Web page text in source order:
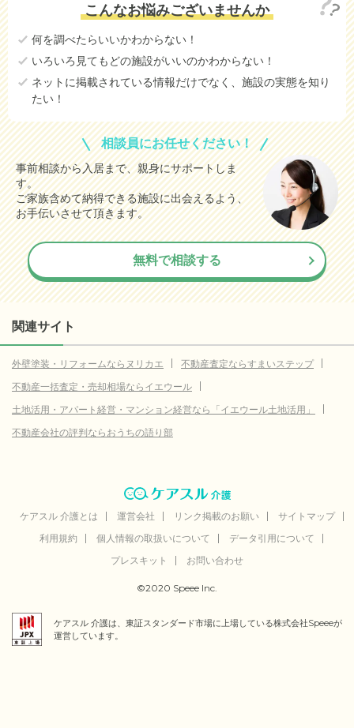
こんなお悩みございませんか
何を調べたらいいかわからない！
いろいろ見てもどの施設がいいのかわからない！
ネットに掲載されている情報だけでなく、施設の実態を知り
たい！
相談員にお任せください！
事前相談から入居まで、親身にサポートしま
す。
ご家族含めて納得できる施設に出会えるよう、
お手伝いさせて頂きます。
無料で相談する
関連サイト
外壁塗装・リフォームならヌリカエ
不動産査定ならすまいステップ
不動産一括査定・売却相場ならイエウール
土地活用・アパート経営・マンション経営なら「イエウール土地活用」
不動産会社の評判ならおうちの語り部
ケアスル 介護とは 運営会社 リンク掲載のお願い
サイトマップ
利用規約
個人情報の取扱いについて
データ引用について
プレスキット
お問い合わせ
©2020 Speee Inc.
ケアスル 介護は、東証スタンダード市場に上場している株式会社Speeeが
運営しています。